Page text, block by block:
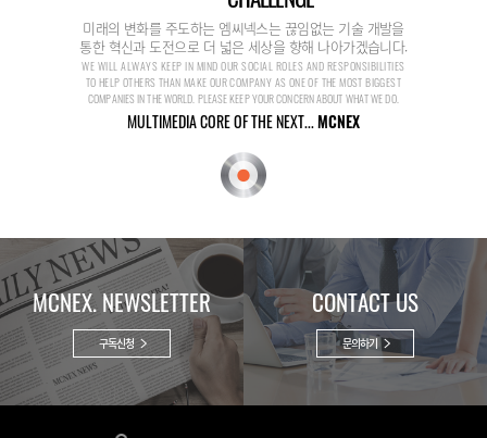
미래의 변화를 주도하는 엠씨넥스는 끊임없는 기술 개발을
통한 혁신과 도전으로 더 넓은 세상을 향해 나아가겠습니다.
WE WILL ALWAYS KEEP IN MIND OUR SOCIAL ROLES AND RESPONSIBILITIES
TO HELP OTHERS THAN MAKE OUR COMPANY AS ONE OF THE MOST BIGGEST
COMPANIES IN THE WORLD. PLEASE KEEP YOUR CONCERN ABOUT WHAT WE DO.
MULTIMEDIA CORE OF THE NEXT...MCNEX
MCNEX. NEWSLETTER
구독신청
CONTACT US
문의하기